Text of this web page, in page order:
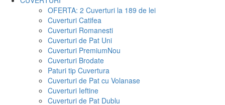
OFERTA: 2 Cuverturi la 189 de lei
Cuverturi Catifea
Cuverturi Romanesti
Cuverturi de Pat Uni
Cuverturi PremiumNou
Cuverturi Brodate
Paturi tip Cuvertura
Cuverturi de Pat cu Volanase
Cuverturi Ieftine
Cuverturi de Pat Dublu